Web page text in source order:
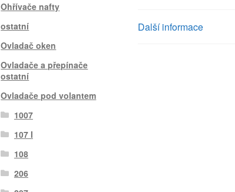
Další informace
Ohřívače nafty
ostatní
Ovladač oken
Ovladače a přepínače
ostatní
Ovladače pod volantem
1007
107 I
108
206